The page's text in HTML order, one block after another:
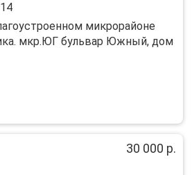
микрорайоне
мкр.ЮГ бульвар Южный, дом
30 000 р.